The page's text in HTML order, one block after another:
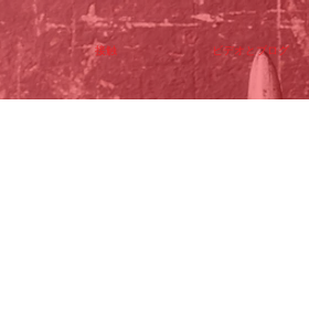
接触 ビデオとブログ